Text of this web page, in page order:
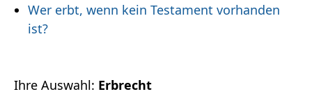
Wer erbt, wenn kein Testament vorhanden
ist?
Ihre Auswahl: Erbrecht